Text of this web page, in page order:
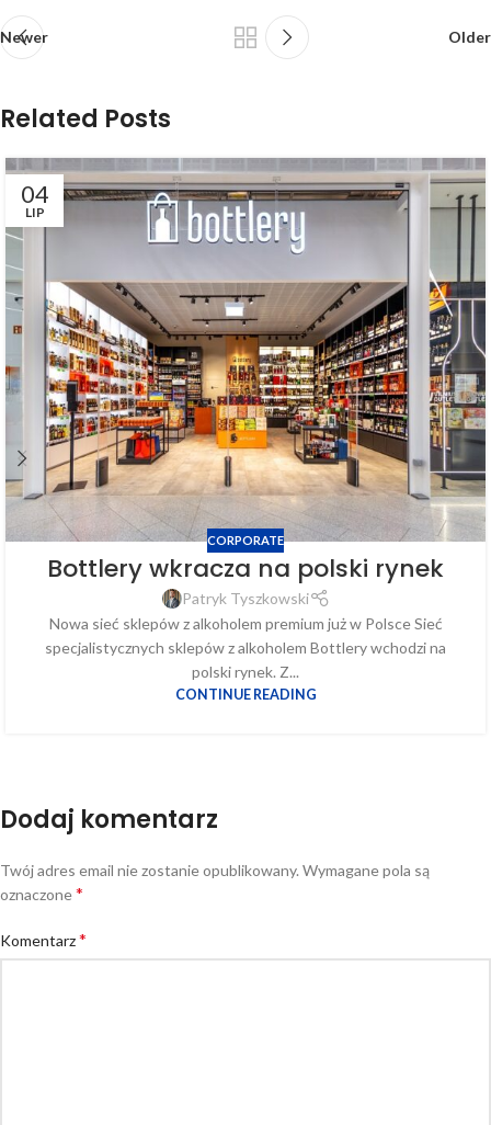
Newer Older
Related Posts
04
LIP
CORPORATE
Bottlery wkracza na polski rynek
Patryk Tyszkowski
Nowa sieć sklepów z alkoholem premium już w Polsce Sieć
specjalistycznych sklepów z alkoholem Bottlery wchodzi na
polski rynek. Z...
CONTINUE READING
Dodaj komentarz
Twój adres email nie zostanie opublikowany. Wymagane pola są
oznaczone*
Komentarz*